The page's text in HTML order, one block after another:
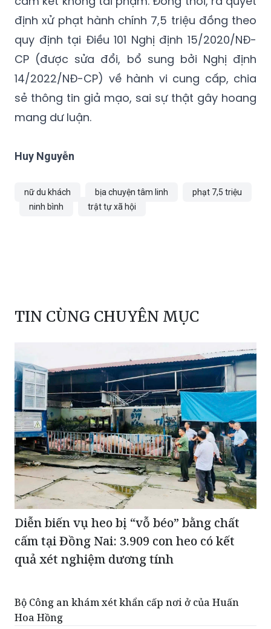
quy định tại Điều 101 Nghị định 15/2020/NĐ-
CP (được sửa đổi, bổ sung bởi Nghị định
14/2022/NĐ-CP) về hành vi cung cấp, chia
sẻ thông tin giả mạo, sai sự thật gây hoang
mang dư luận.
Huy Nguyễn
nữ du khách
Diễn biến vụ heo bị “vỗ béo” bằng chất
cấm tại Đồng Nai: 3.909 con heo có kết
quả xét nghiệm dương tính
Bộ Công an khám xét khẩn cấp nơi ở của Huấn
Khởi tố thêm 02 đối tượng trong vụ án "xưởng rửa
tiền"